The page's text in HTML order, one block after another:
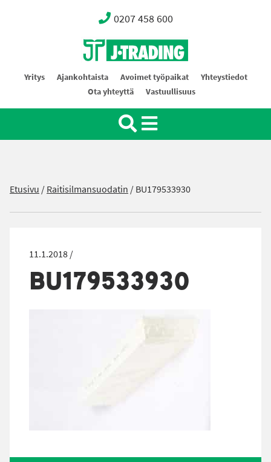
0207 458 600
Oy J-Trading Ab
Yritys Ajankohtaista Avoimet työpaikat
Yhteystiedot
Ota yhteyttä
Vastuullisuus
Etusivu /Raitisilmansuodatin /BU179533930
11.1.2018 /
BU179533930